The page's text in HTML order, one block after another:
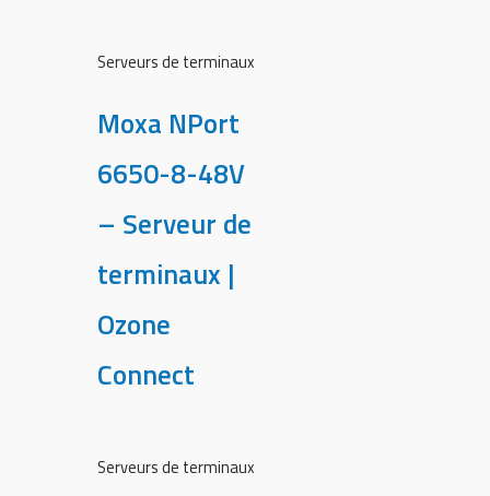
Serveurs de terminaux
Moxa NPort
6650-8-48V
– Serveur de
terminaux |
Ozone
Connect
Serveurs de terminaux